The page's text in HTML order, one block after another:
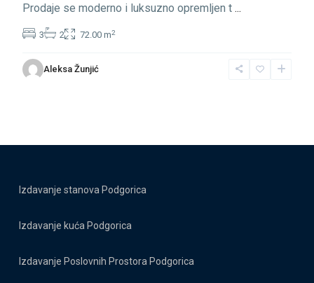
Prodaje se moderno i luksuzno opremljen t ...
3 2 72.00 m2
Aleksa Žunjić
Izdavanje stanova Podgorica
Izdavanje kuća Podgorica
Izdavanje Poslovnih Prostora Podgorica